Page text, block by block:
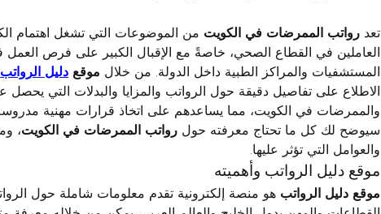
تعد رواتب الممرضات في الكويت
المستشفيات والمراكز الطبية داخل الدولة. من خلال موقع دليل الرواتب
سيوضح لك كل ما تحتاج معرفته حول رواتب الممرضات في الكويت
والعوامل التي تؤثر عليها.
موقع دليل الرواتب وأهميته
موقع دليل الرواتب